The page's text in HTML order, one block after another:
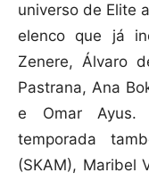
universo de Elite
elenco que já
Zenere, Álvaro
Pastrana, Ana
e Omar Ayus.
temporada
(SKAM), Maribel